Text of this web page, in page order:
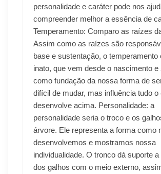
personalidade e caráter pode nos
compreender melhor a essência de
Temperamento: Comparo as raízes
Assim como as raízes são
base e sustentação, o temperamento
inato, que vem desde o nascimento e
como fundação da nossa forma de
difícil de mudar, mas influência tudo o
desenvolve acima. Personalidade: a
personalidade seria o troco e os
árvore. Ele representa a forma como
desenvolvemos e mostramos nossa
individualidade. O tronco dá suporte
dos galhos com o meio externo,